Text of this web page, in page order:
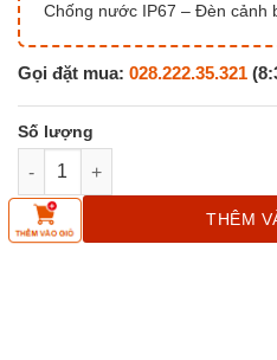
Chống nước IP67 – Đèn cảnh
Gọi đặt mua: 028.222.35.321
Camera Ngoài Trời IMOU
THÊM